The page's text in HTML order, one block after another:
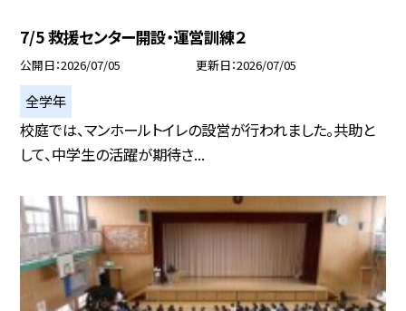
7/5 救援センター開設・運営訓練２
公開日 2026/07/05 更新日 2026/07/05
全学年
校庭では、マンホールトイレの設営が行われました。共助と
して、中学生の活躍が期待さ...